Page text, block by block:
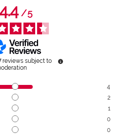
/5
reviews subject to
4
2
1
0
0